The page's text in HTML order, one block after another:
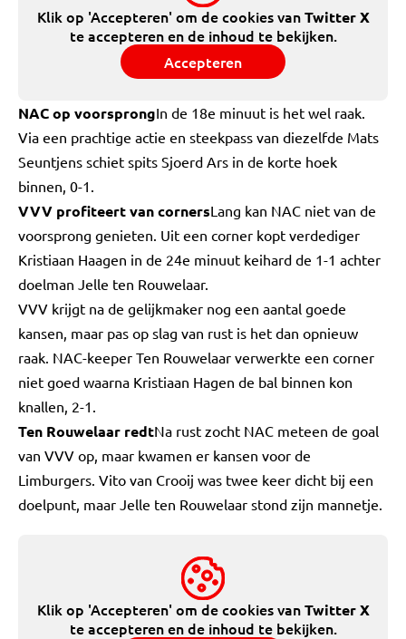
Klik op 'Accepteren' om de cookies vanTwitter X
te accepteren en de inhoud te bekijken.
Accepteren
NAC op voorsprongIn de 18e minuut is het wel raak.
Via een prachtige actie en steekpass van diezelfde Mats
Seuntjens schiet spits Sjoerd Ars in de korte hoek
binnen, 0-1.
VVV profiteert van cornersLang kan NAC niet van de
voorsprong genieten. Uit een corner kopt verdediger
Kristiaan Haagen in de 24e minuut keihard de 1-1 achter
doelman Jelle ten Rouwelaar.
VVV krijgt na de gelijkmaker nog een aantal goede
kansen, maar pas op slag van rust is het dan opnieuw
raak. NAC-keeper Ten Rouwelaar verwerkte een corner
niet goed waarna Kristiaan Hagen de bal binnen kon
knallen, 2-1.
Ten Rouwelaar redtNa rust zocht NAC meteen de goal
van VVV op, maar kwamen er kansen voor de
Limburgers. Vito van Crooij was twee keer dicht bij een
doelpunt, maar Jelle ten Rouwelaar stond zijn mannetje.
Klik op 'Accepteren' om de cookies vanTwitter X
te accepteren en de inhoud te bekijken.